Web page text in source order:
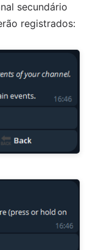
secundário
registrados: